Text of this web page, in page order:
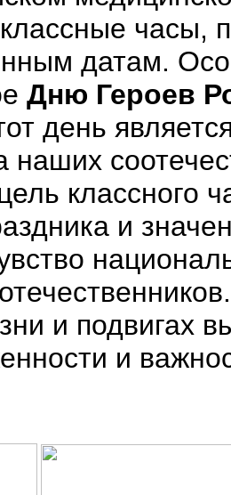
часы,
датам.
Дню Героев
день
наших
классного
и
и подвигах
и